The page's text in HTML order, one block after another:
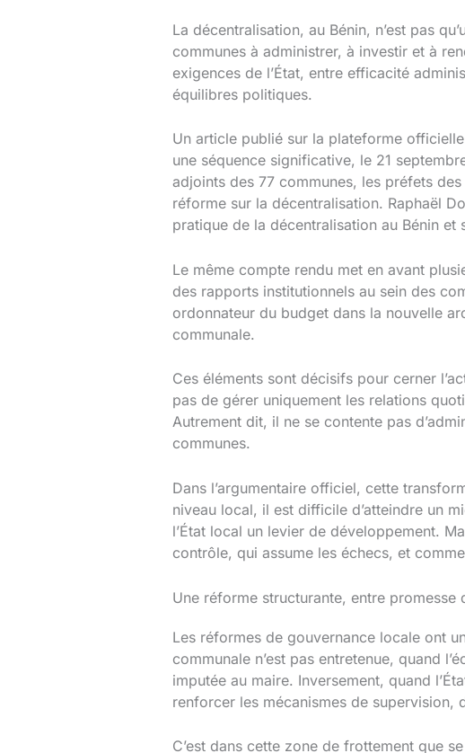
La décentralisation, au Bénin, n’est pas
communes à administrer, à investir et à
exigences de l’État, entre efficacité
équilibres politiques.
Un article publié sur la plateforme
une séquence significative, le 21
adjoints des 77 communes, les préfets
réforme sur la décentralisation. Raphaël
pratique de la décentralisation au Bénin
Le même compte rendu met en avant
des rapports institutionnels au sein des
ordonnateur du budget dans la nouvelle
communale.
Ces éléments sont décisifs pour cerner
pas de gérer uniquement les relations
Autrement dit, il ne se contente pas
communes.
Dans l’argumentaire officiel, cette
niveau local, il est difficile d’atteindre un
l’État local un levier de développement.
contrôle, qui assume les échecs, et
Une réforme structurante, entre
Les réformes de gouvernance locale ont
communale n’est pas entretenue, quand
imputée au maire. Inversement, quand
renforcer les mécanismes de supervision,
C’est dans cette zone de frottement que